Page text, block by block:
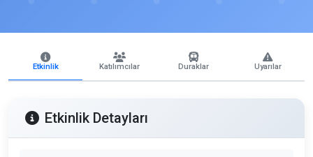
Etkinlik Katılımcılar Duraklar Uyarılar
Etkinlik Detayları